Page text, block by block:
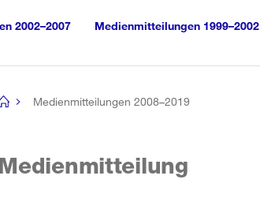
2002–2007 Medienmitteilungen 1999–2002
Medienmitteilungen 2008–2019